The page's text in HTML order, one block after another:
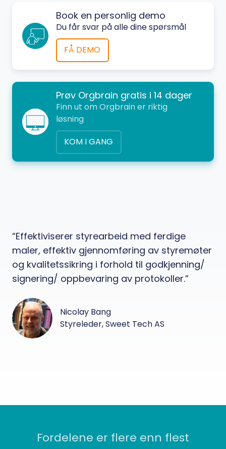
Book en personlig demo
Du får svar på alle dine spørsmål
FÅ DEMO
Prøv Orgbrain gratis i 14 dager
Finn ut om Orgbrain er riktig
løsning
KOM I GANG
“Effektiviserer styrearbeid med ferdige
maler, effektiv gjennomføring av styremøter
og kvalitetssikring i forhold til godkjenning/
signering/ oppbevaring av protokoller.”
Nicolay Bang
Styreleder, Sweet Tech AS
Fordelene er flere enn flest